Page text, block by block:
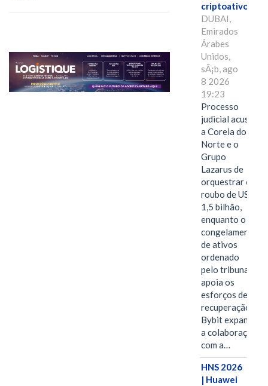
criptoativos
DUBAI,
Emirados
Árabes
Unidos,
sÃ¡b, ago
8 2026
19:23
Processo
judicial acusa
a Coreia do
Norte e o
Grupo
Lazarus de
orquestrar o
roubo de US$
1,5 bilhão,
enquanto o
congelamento
de ativos
ordenado
pelo tribunal
apoia os
esforços de
recuperação e
Bybit expande
a colaboração
com a…
HNS 2026
| Huawei